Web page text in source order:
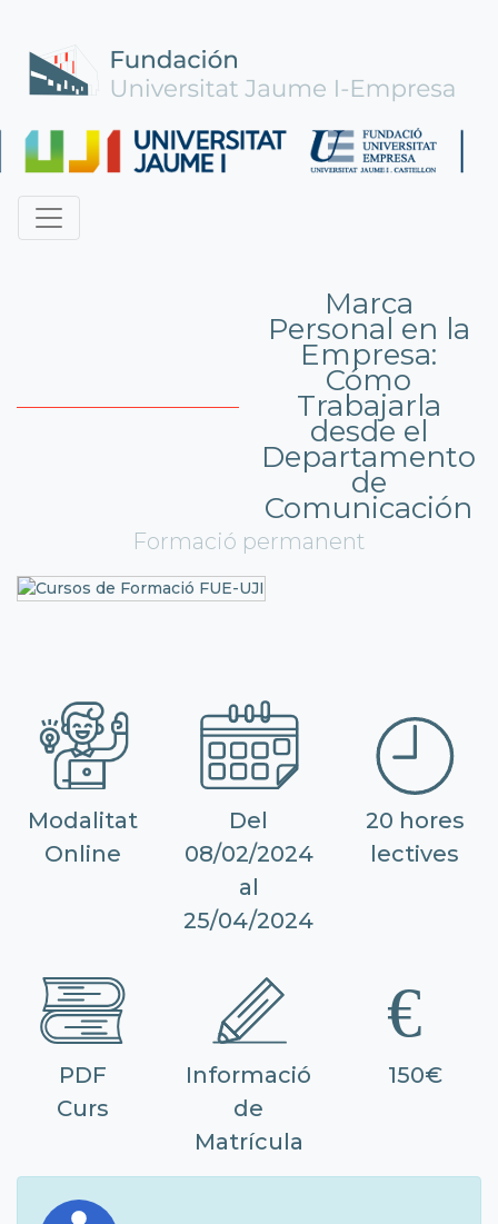
Marca
Personal en la
Empresa:
Cómo
Trabajarla
desde el
Departamento
de
Comunicación
Formació permanent
Modalitat
Online
Del
08/02/2024
al
25/04/2024
20 hores
lectives
PDF
Curs
Informació
de
Matrícula
150€